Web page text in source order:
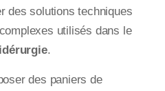
des solutions techniques
utilisés dans le
.
des paniers de